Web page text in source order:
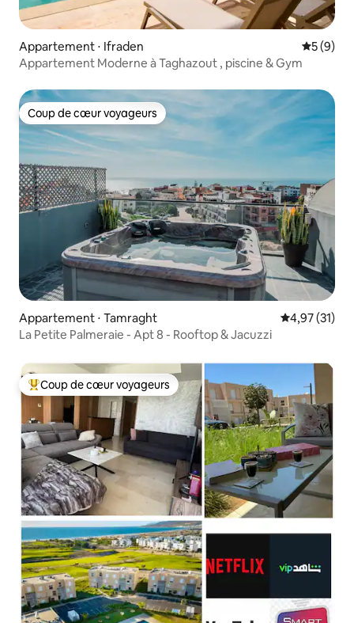
Appartement ⋅ Ifraden
5 (9)
Appartement Moderne à Taghazout , piscine & Gym
Coup de cœur voyageurs
Coup de cœur voyageurs
Appartement ⋅ Tamraght Évaluation
4,97 (31)
La Petite Palmeraie - Apt 8 - Rooftop & Jacuzzi
Coups de cœur voyageurs les plus appréciés
Coup de cœur voyageurs